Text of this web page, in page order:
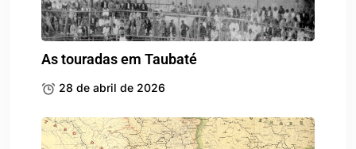
As touradas em Taubaté
28 de abril de 2026